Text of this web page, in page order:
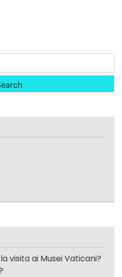
visita ai Musei Vaticani?